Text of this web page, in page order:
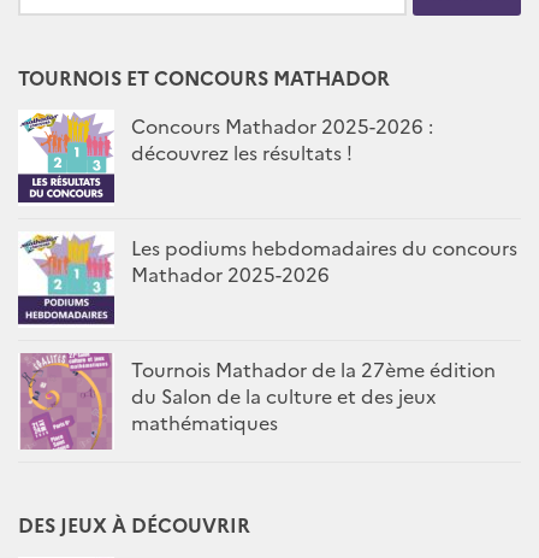
TOURNOIS ET CONCOURS MATHADOR
Concours Mathador 2025-2026 :
découvrez les résultats !
Les podiums hebdomadaires du concours
Mathador 2025-2026
Tournois Mathador de la 27ème édition
du Salon de la culture et des jeux
mathématiques
DES JEUX À DÉCOUVRIR